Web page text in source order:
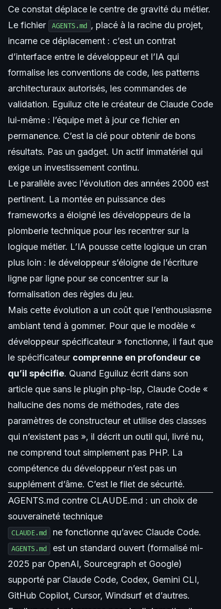
Ce constat déplace le centre de gravité du métier.
Le fichier
AGENTS.md , placé à la racine du projet,
incarne ce déplacement : c’est un contrat
d’interface entre le développeur et l’IA qui
formalise les conventions de code, les patterns
architecturaux autorisés, les commandes de
validation. Eguiluz cite le créateur de Claude Code
lui-même : l’équipe met à jour ce fichier en
permanence. C’est la clé pour obtenir de bons
résultats. Pas un gadget. Un actif immatériel qui
exige un investissement continu.
Le parallèle avec l’évolution des années 2000 est
pertinent. La montée en puissance des
frameworks a éloigné les développeurs de la
plomberie technique pour les recentrer sur la
logique métier. L’IA pousse cette logique un cran
plus loin : le développeur s’éloigne de l’écriture
ligne par ligne pour se concentrer sur la
formalisation des règles du jeu.
Mais cette évolution a un coût que l’enthousiasme
ambiant tend à gommer. Pour que le modèle «
développeur spécificateur » fonctionne, il faut que
le spécificateur comprenne en profondeur ce
qu’il spécifie. Quand Eguiluz écrit dans son
article que sans le plugin php-lsp, Claude Code «
hallucine des noms de méthodes, rate des
paramètres de constructeur et utilise des classes
qui n’existent pas », il décrit un outil qui, livré nu,
ne comprend tout simplement pas PHP. La
compétence du développeur n’est pas un
supplément d’âme. C’est le filet de sécurité.
AGENTS.md contre CLAUDE.md : un choix de
souveraineté technique
CLAUDE.md ne fonctionne qu’avec Claude Code.
AGENTS.md
est un standard ouvert (formalisé mi-
2025 par OpenAI, Sourcegraph et Google)
supporté par Claude Code, Codex, Gemini CLI,
GitHub Copilot, Cursor, Windsurf et d’autres.